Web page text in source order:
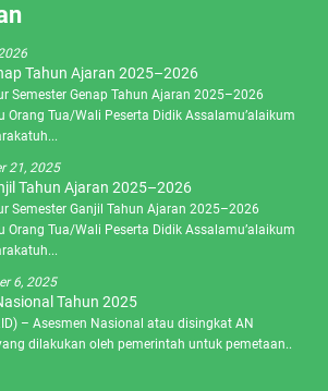
Tahun Ajaran 2025–2026
Semester Genap Tahun Ajaran 2025–2026
Orang Tua/Wali Peserta Didik Assalamu’alaikum
21, 2025
Tahun Ajaran 2025–2026
Semester Ganjil Tahun Ajaran 2025–2026
Orang Tua/Wali Peserta Didik Assalamu’alaikum
6, 2025
Tahun 2025
– Asesmen Nasional atau disingkat AN
dilakukan oleh pemerintah untuk pemetaan..